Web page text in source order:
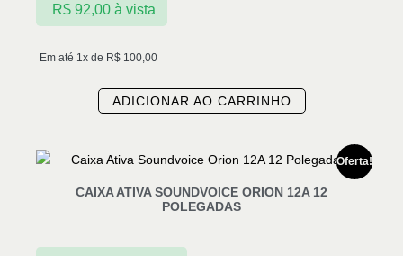
Em até 1x de R$ 100,00
R$92,00 à vista
ADICIONAR AO CARRINHO
Oferta!
CAIXA ATIVA SOUNDVOICE ORION 12A 12
POLEGADAS